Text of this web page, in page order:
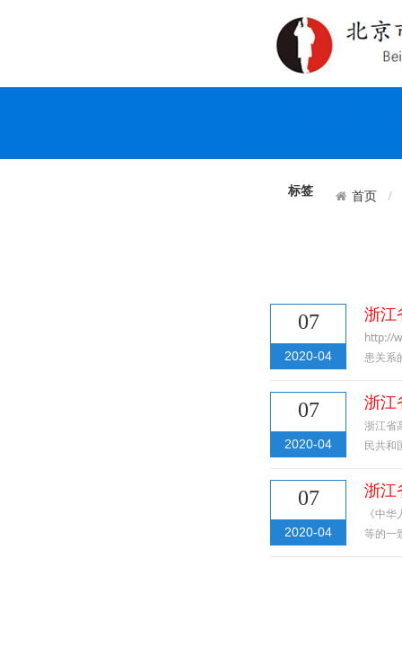
标签 首页
07
2020-04
浙江
http://
患关系
07
2020-04
浙江
浙江省
民共和
07
2020-04
浙江
《中
等的一